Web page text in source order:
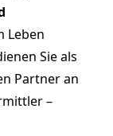
Leben
Sie als
Partner an
–